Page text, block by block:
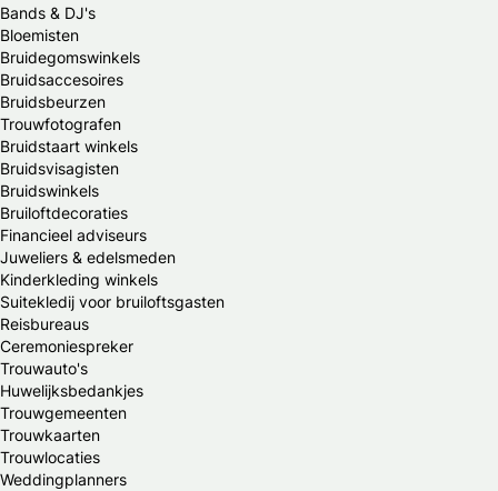
Bands & DJ's
Bloemisten
Bruidegomswinkels
Bruidsaccesoires
Bruidsbeurzen
Trouwfotografen
Bruidstaart winkels
Bruidsvisagisten
Bruidswinkels
Bruiloftdecoraties
Financieel adviseurs
Juweliers & edelsmeden
Kinderkleding winkels
Suitekledij voor bruiloftsgasten
Reisbureaus
Ceremoniespreker
Trouwauto's
Huwelijksbedankjes
Trouwgemeenten
Trouwkaarten
Trouwlocaties
Weddingplanners